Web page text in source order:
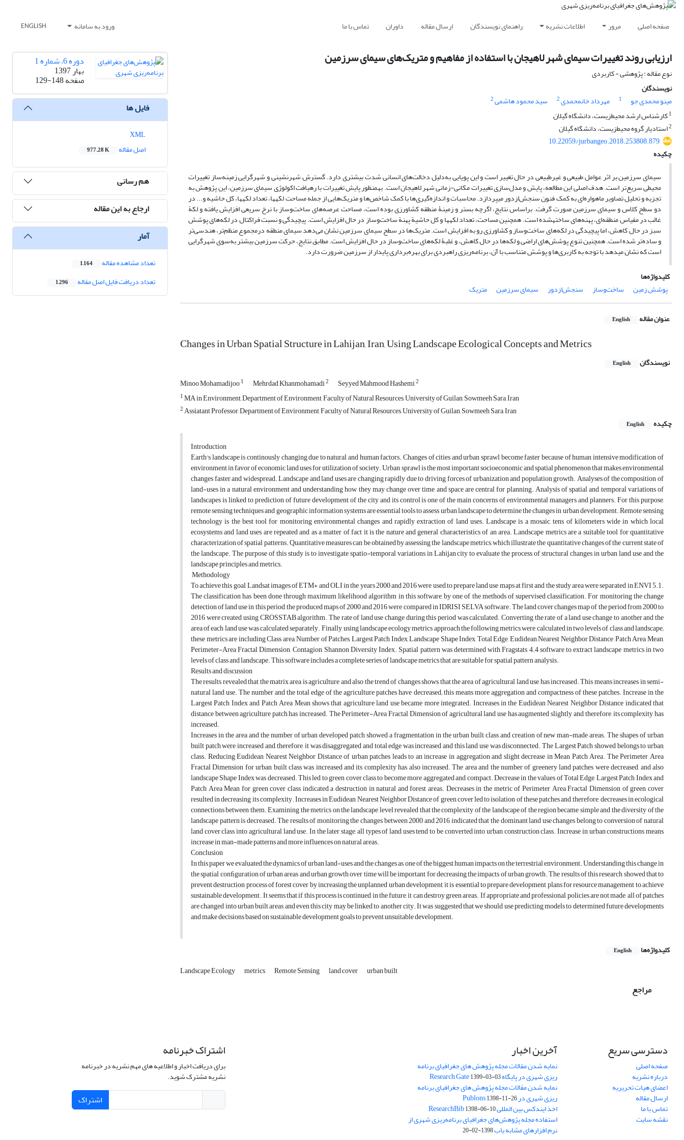
صفحه اصلی مرور اطلاعات نشریه راهنمای نویسندگان ارسال مقاله داوران تماس با ما ورود به سامانه ENGLISH
ارزیابی روند تغییرات سیمای شهر لاهیجان با استفاده از مفاهیم و متریک‌های سیمای سرزمین
نوع مقاله : پژوهشی - کاربردی
نویسندگان
مینو محمدی جو
1 مهرداد خانمحمدی2 سید محمود هاشمی2
1کارشناس ارشد محیط‌زیست، دانشگاه گیلان
2استادیار گروه محیط‌زیست، دانشگاه گیلان
10.22059/jurbangeo.2018.253808.879
چکیده
سیمای سرزمین بر اثر عوامل طبیعی و غیرطبیعی در حال تغییر است و این پویایی به‌دلیل دخالت‌های انسانی شدت بیشتری دارد. گسترش شهرنشینی و شهرگرایی زمینه‌ساز تغییرات
محیطی سریع‌تر است. هدف اصلی این مطالعه، پایش و مدل‌سازی تغییرات مکانی-زمانی شهر لاهیجان است. به­منظور پایش تغییرات با رهیافت اکولوژی سیمای سرزمین، این پژوهش به
تجزیه و تحلیل تصاویر ماهواره‌ای به کمک فنون سنجش‌ازدور می­پردازد. محاسبات و اندازه‌گیری‌ها با کمک شاخص‌ها و متریک‌هایی از جمله مساحت لکه­ها، تعداد لکه­ها، کل حاشیه و... در
دو سطح کلاس و سیمای سرزمین صورت گرفت. براساس نتایج، اگرچه بستر و زمینۀ منطقه کشاورزی بوده است، مساحت عرصه‌های ساخت‌وساز با نرخ سریعی افزایش یافته و لکة
غالب در مقیاس منطقه‌ای، پهنه‌های ساخته­شده است. همچنین مساحت، تعداد لکه­ها و کل حاشیة پهنة ساخت‌وساز در حال افزایش است. پیچیدگی و نسبت فراکتال در لکه‌های پوشش
سبز در حال کاهش، اما پیچیدگی در لکه‌های ساخت‌وساز و کشاورزی رو به افزایش است. متریک‌ها در سطح سیمای سرزمین نشان می‌دهد سیمای منطقه درمجموع منظم‌تر، هندسی‌تر
و ساده‌تر شده است. همچنین تنوع پوشش‌های اراضی و لکه‌ها در حال کاهش، و غلبۀ لکه‌های ساخت‌وساز در حال افزایش است. مطابق نتایج، حرکت سرزمین بیشتر به‌سوی شهرگرایی
است که نشان می­دهد با توجه به کاربری‌ها و پوشش متناسب با آن، برنامه‌ریزی راهبردی برای بهره‌برداری پایدار از سرزمین ضرورت دارد.
کلیدواژه‌ها
پوشش زمین
ساخت‌وساز سنجش‌ازدور سیمای سرزمین متریک
عنوان مقاله English
Changes in Urban Spatial Structure in Lahijan, Iran, Using Landscape Ecological Concepts and Metrics
نویسندگان English
Minoo Mohamadijoo1 Mehrdad Khanmohamadi2 Seyyed Mahmood Hashemi2
1MA in Environment, Department of Environment, Faculty of Natural Resources, University of Guilan, Sowmeeh Sara, Iran
2Assiatant Professor, Department of Environment, Faculty of Natural Resources, University of Guilan, Sowmeeh Sara, Iran
چکیده
English
Introduction
Earth's landscape is continously changing due to natural and human factors. Changes of cities and urban sprawl become faster because of human intensive modification of
environment in favor of economic land uses for utilization of society. Urban sprawl is the most important socioeconomic and spatial phenomenon that makes environmental
changes faster and widespread. Landscape and land uses are changing rapidly due to driving forces of urbanization and population growth. Analyses of the composition of
land-uses in a natural environment and understanding how they may change over time and space are central for planning. Analysis of spatial and temporal variations of
landscapes is linked to prediction of future development of the city and its control is one of the main concerns of environmental managers and planners. For this purpose,
remote sensing techniques and geographic information systems are essential tools to assess urban landscape to determine the changes in urban development. Remote sensing
technology is the best tool for monitoring environmental changes and rapidly extraction of land uses. Landscape is a mosaic, tens of kilometers wide in which local
ecosystems and land uses are repeated and as a matter of fact it is the nature and general characteristics of an area. Landscape metrics are a suitable tool for quantitative
characterization of spatial patterns. Quantitative measures can be obtained by assessing the landscape metrics, which illustrate the quantitative changes of the current state of
the landscape. The purpose of this study is to investigate spatio-temporal variations in Lahijan city to evaluate the process of structural changes in urban land use and the
landscape principles and metrics.
Methodology
To achieve this goal, Landsat images of ETM+ and OLI in the years 2000 and 2016 were used to prepare land use maps at first and the study area were separated in ENVI 5.1.
The classification has been done through maximum likelihood algorithm in this software, by one of the methods of supervised classification. For monitoring the change
detection of land use in this period, the produced maps of 2000 and 2016 were compared in IDRISI SELVA software. The land cover changes map of the period from 2000 to
2016 were created using CROSSTAB algorithm. The rate of land use change during this period was calculated. Converting the rate of a land use change to another and the
area of each land use was calculated separately. Finally, using landscape ecology metrics approach the following metrics were calculated in two levels of class and landscape;
these metrics are including Class area, Number of Patches, Largest Patch Index, Landscape Shape Index, Total Edge, Eudidean Nearest Neighbor Distance, Patch Area Mean,
Perimeter-Area Fractal Dimension, Contagion, Shannon Diversity Index. Spatial pattern was determined with Fragstats 4.4 software to extract landscape metrics in two
levels of class and landscape. This software includes a complete series of landscape metrics that are suitable for spatial pattern analysis.
Results and discussion
The results revealed that the matrix area is agriculture and also the trend of changes shows that the area of agricultural land use has increased. This means increases in semi-
natural land use. The number and the total edge of the agriculture patches have decreased; this means more aggregation and compactness of these patches. Increase in the
Largest Patch Index and Patch Area Mean shows that agriculture land use became more integrated. Increases in the Eudidean Nearest Neighbor Distance indicated that
distance between agriculture patch has increased. The Perimeter-Area Fractal Dimension of agricultural land use has augmented slightly and, therefore, its complexity has
increased.
Increases in the area and the number of urban developed patch showed a fragmentation in the urban built class and creation of new man-made areas. The shapes of urban
built patch were increased and, therefore, it was disaggregated and total edge was increased and this land use was disconnected. The Largest Patch showed belongs to urban
class. Reducing Eudidean Nearest Neighbor Distance of urban patches leads to an increase in aggregation and slight decrease in Mean Patch Area. The Perimeter Area
Fractal Dimension for urban built class was increased and its complexity has also increased. The area and the number of greenery land patches were decreased, and also
landscape Shape Index was decreased. This led to green cover class to become more aggregated and compact. Decrease in the values of Total Edge, Largest Patch Index and
Patch Area Mean for green cover class indicated a destruction in natural and forest areas. Decreases in the metric of Perimeter Area Fractal Dimension of green cover
resulted in decreasing its complexity. Increases in Eudidean Nearest Neighbor Distance of green cover led to isolation of these patches and, therefore, decreases in ecological
connections between them. Examining the metrics on the landscape level revealed that the complexity of the landscape of the region became simple and the diversity of the
landscape pattern is decreased. The results of monitoring the changes between 2000 and 2016 indicated that the dominant land use changes belong to conversion of natural
land cover class into agricultural land use. In the later stage, all types of land uses tend to be converted into urban construction class. Increase in urban constructions means
increase in man-made patterns and more influences on natural areas.
Conclusion
In this paper we evaluated the dynamics of urban land-uses and the changes as one of the biggest human impacts on the terrestrial environment. Understanding this change in
the spatial conﬁguration of urban areas and urban growth over time will be important for decreasing the impacts of urban growth. The results of this research showed that to
prevent destruction process of forest cover by increasing the unplanned urban development, it is essential to prepare development plans for resource management to achieve
sustainable development. It seems that if this process is continued in the future, it can destroy green areas. If appropriate and professional policies are not made, all of patches
are changed into urban built areas and even this city may be linked to another city. It was suggested that we should use predicting models to determined future developments
and make decisions based on sustainable development goals to prevent unsuitable development.
کلیدواژه‌ها English
Landscape Ecology metrics Remote Sensing land cover urban built
مراجع
دوره 6، شماره 1
بهار 1397
صفحه129-148
فایل ها
اصل مقاله
977.28 K
هم رسانی
ارجاع به این مقاله
آمار
تعداد مشاهده مقاله 1,164
تعداد دریافت فایل اصل مقاله 1,296
دسترسی سریع
صفحه اصلی
درباره نشریه
اعضای هیات تحریریه
ارسال مقاله
تماس با ما
نقشه سایت
آخرین اخبار
نمایه شدن مقالات مجله پژوهش های جغرافیای برنامه
ریزی شهری در پایگاه Research Gate1399-03-03
نمایه شدن مقالات مجله پژوهش های جغرافیای برنامه
ریزی شهری در Publons1398-11-26
اخذ ایندکس بین المللی ResearchBib1398-06-10
استفاده مجله پژوهش‌های جغرافیای برنامه‌ریزی شهری از
نرم افزارهای مشابه یاب1398-02-20
اشتراک خبرنامه
برای دریافت اخبار و اطلاعیه های مهم نشریه در خبرنامه
نشریه مشترک شوید.
اشتراک